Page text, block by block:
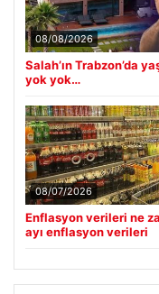
08/08/2026
Salah’ın Trabzon’da
yok yok…
08/07/2026
Enflasyon verileri ne
ayı enflasyon verileri